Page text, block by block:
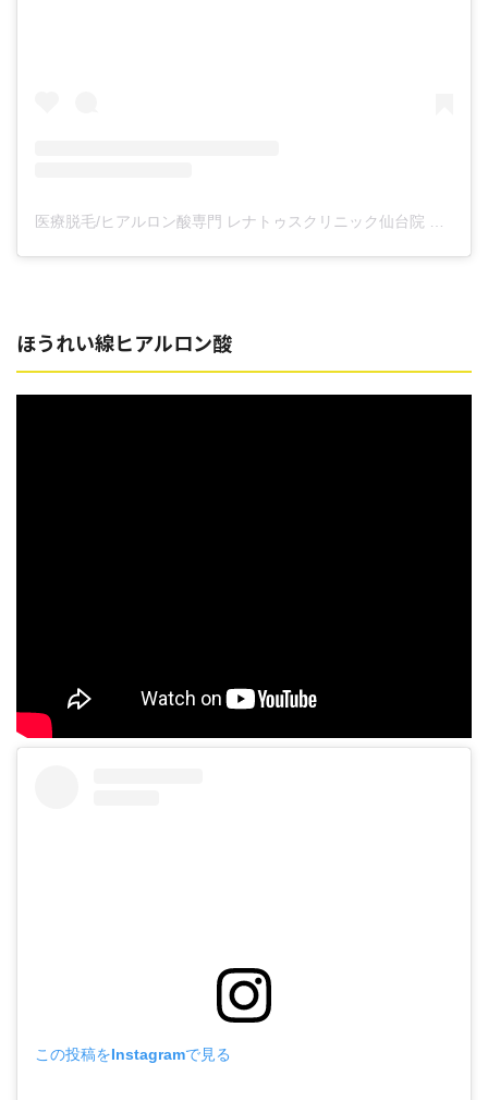
ほうれい線ヒアルロン酸
この投稿をInstagramで見る